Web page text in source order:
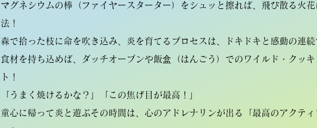
マグネシウムの棒（ファイヤースターター）をシュッと擦れば、飛び散る火
法！
森で拾った枝に命を吹き込み、炎を育てるプロセスは、ドキドキと感動の連続
食材を持ち込めば、ダッチオーブンや飯盒（はんごう）でのワイルド・クッ
ト！
「うまく焼けるかな？」「この焦げ目が最高！」
童心に帰って炎と遊ぶその時間は、心のアドレナリンが出る「最高のアクテ